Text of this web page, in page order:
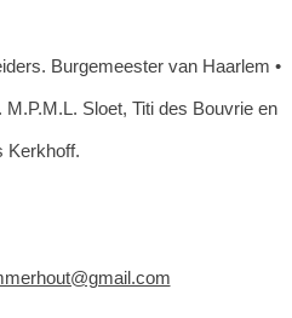
Burgemeester van Haarlem •
Sloet, Titi des Bouvrie en
Kerkhoff.